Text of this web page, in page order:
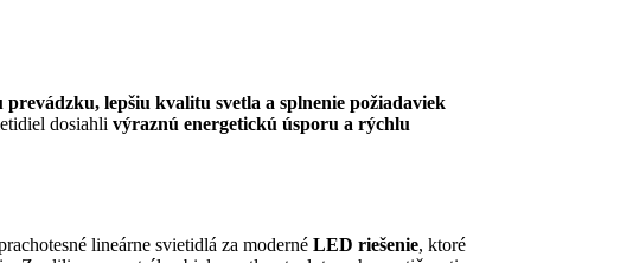
lepšiu kvalitu svetla a splnenie požiadaviek
dosiahlivýraznú energetickú úsporu a rýchlu
lineárne svietidlá za modernéLED riešenie, ktoré